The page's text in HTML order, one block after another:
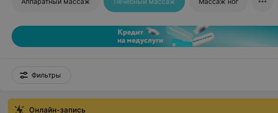
Фильтры
Онлайн-запись